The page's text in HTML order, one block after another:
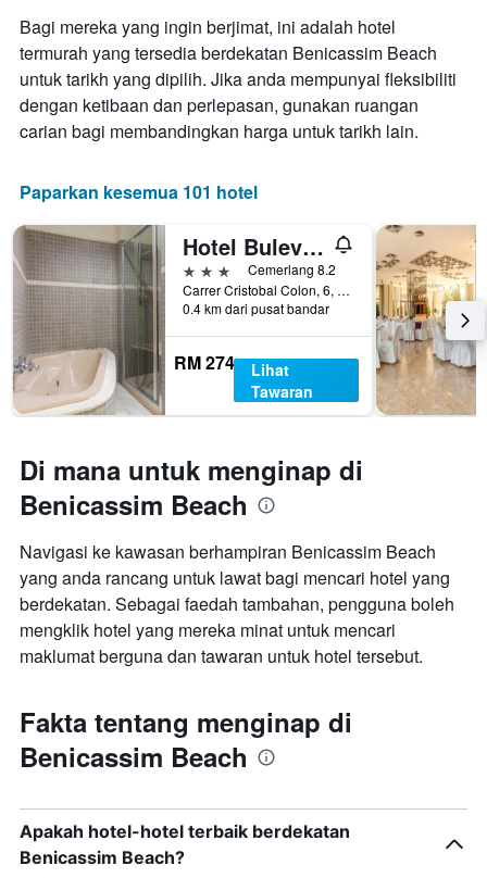
Bagi mereka yang ingin berjimat, ini adalah hotel
termurah yang tersedia berdekatan Benicassim Beach
untuk tarikh yang dipilih. Jika anda mempunyai fleksibiliti
dengan ketibaan dan perlepasan, gunakan ruangan
carian bagi membandingkan harga untuk tarikh lain.
Paparkan kesemua 101 hotel
Hotel Bulevard
3 bintangCemerlang 8.2
Carrer Cristobal Colon, 6, Benicàssim, Valencia, Sepanyol
0.4 km dari pusat bandar
RM 274
Lihat
Tawaran
Di mana untuk menginap di
Benicassim Beach
Navigasi ke kawasan berhampiran Benicassim Beach
yang anda rancang untuk lawat bagi mencari hotel yang
berdekatan. Sebagai faedah tambahan, pengguna boleh
mengklik hotel yang mereka minat untuk mencari
maklumat berguna dan tawaran untuk hotel tersebut.
Fakta tentang menginap di
Benicassim Beach
Apakah hotel-hotel terbaik berdekatan
Benicassim Beach?